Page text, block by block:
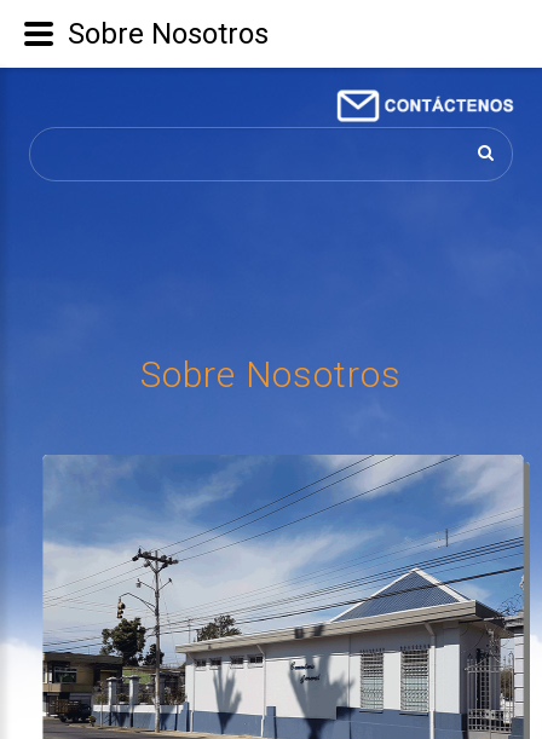
Buscar...
Sobre Nosotros
Sobre Nosotros